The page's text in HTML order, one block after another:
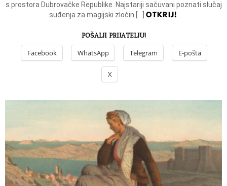
s prostora Dubrovačke Republike. Najstariji sačuvani poznati slučaj
suđenja za magijski zločin […]OTKRIJ!
POŠALJI PRIJATELJU!
Facebook WhatsApp Telegram E-pošta
X